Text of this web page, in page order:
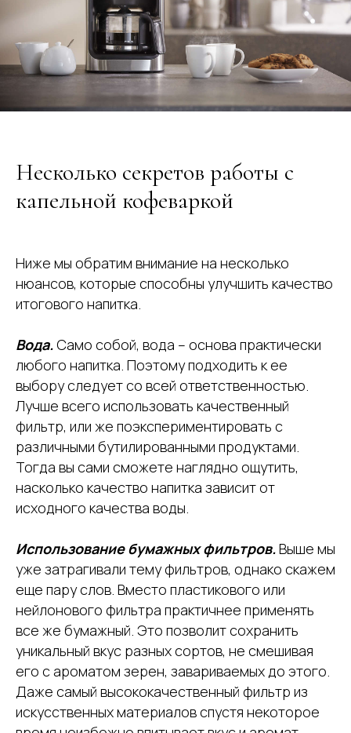
Несколько секретов работы с
капельной кофеваркой
Ниже мы обратим внимание на несколько
нюансов, которые способны улучшить качество
итогового напитка.
Вода.Само собой, вода – основа практически
любого напитка. Поэтому подходить к ее
выбору следует со всей ответственностью.
Лучше всего использовать качественный
фильтр, или же поэкспериментировать с
различными бутилированными продуктами.
Тогда вы сами сможете наглядно ощутить,
насколько качество напитка зависит от
исходного качества воды.
Использование бумажных фильтров.Выше мы
уже затрагивали тему фильтров, однако скажем
еще пару слов. Вместо пластикового или
нейлонового фильтра практичнее применять
все же бумажный. Это позволит сохранить
уникальный вкус разных сортов, не смешивая
его с ароматом зерен, завариваемых до этого.
Даже самый высококачественный фильтр из
искусственных материалов спустя некоторое